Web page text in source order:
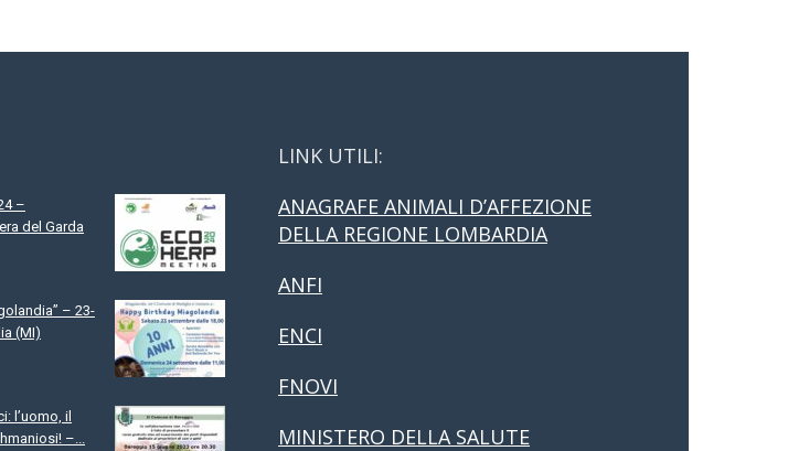
–
del Garda
– 23-
(MI)
l’uomo, il
–...
LINK UTILI:
ANAGRAFE ANIMALI D’AFFEZIONE
DELLA REGIONE LOMBARDIA
ANFI
ENCI
FNOVI
MINISTERO DELLA SALUTE